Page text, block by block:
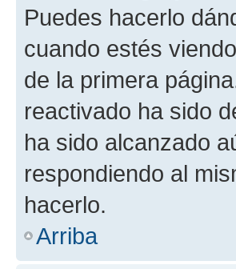
Puedes hacerlo
cuando estés
de la primera
reactivado ha sido
ha sido alcanzado
respondiendo al
hacerlo.
Arriba